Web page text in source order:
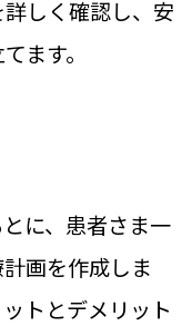
しく確認し、安
ます。
に、患者さま一
画を作成しま
トとデメリット